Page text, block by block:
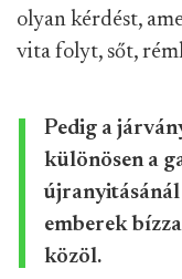
olyan kérdést,
vita folyt, sőt,
Pedig a
különösen a
újranyitásánál
emberek
közöl.